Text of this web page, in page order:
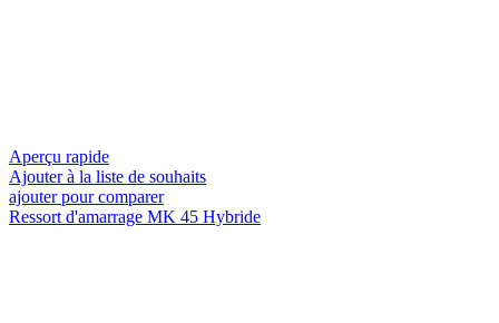
Aperçu rapide
Ajouter à la liste de souhaits
ajouter pour comparer
Ressort d'amarrage MK 45 Hybride